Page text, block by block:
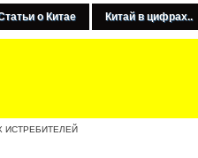
о Китае Китай в цифрах..
ИСТРЕБИТЕЛЕЙ